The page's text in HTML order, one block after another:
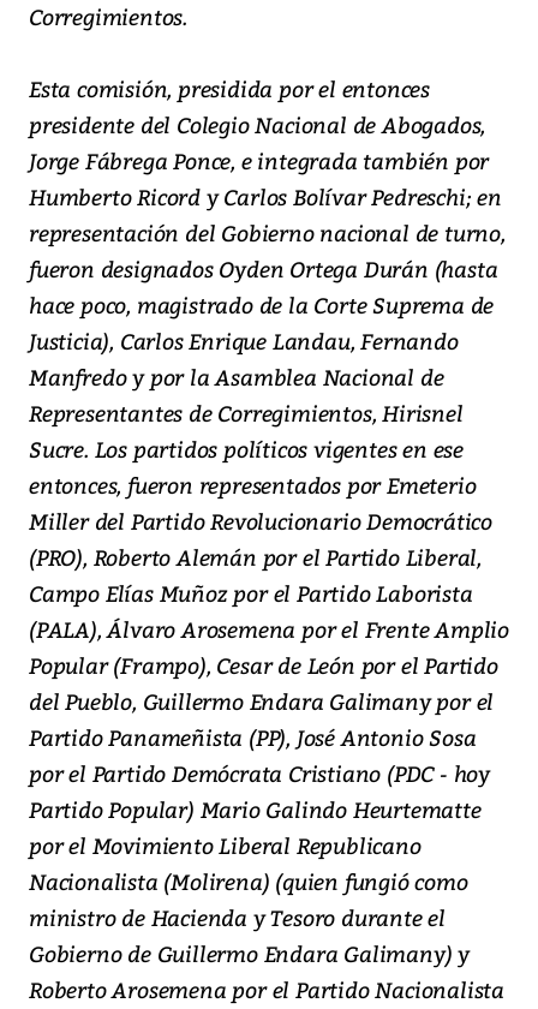
Corregimientos.
Esta comisión, presidida por el entonces
presidente del Colegio Nacional de Abogados,
Jorge Fábrega Ponce, e integrada también por
Humberto Ricord y Carlos Bolívar Pedreschi; en
representación del Gobierno nacional de turno,
fueron designados Oyden Ortega Durán (hasta
hace poco, magistrado de la Corte Suprema de
Justicia), Carlos Enrique Landau, Fernando
Manfredo y por la Asamblea Nacional de
Representantes de Corregimientos, Hirisnel
Sucre. Los partidos políticos vigentes en ese
entonces, fueron representados por Emeterio
Miller del Partido Revolucionario Democrático
(PRO), Roberto Alemán por el Partido Liberal,
Campo Elías Muñoz por el Partido Laborista
(PALA), Álvaro Arosemena por el Frente Amplio
Popular (Frampo), Cesar de León por el Partido
del Pueblo, Guillermo Endara Galimany por el
Partido Panameñista (PP), José Antonio Sosa
por el Partido Demócrata Cristiano (PDC - hoy
Partido Popular) Mario Galindo Heurtematte
por el Movimiento Liberal Republicano
Nacionalista (Molirena) (quien fungió como
ministro de Hacienda y Tesoro durante el
Gobierno de Guillermo Endara Galimany) y
Roberto Arosemena por el Partido Nacionalista